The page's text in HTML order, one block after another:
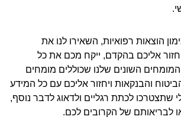
הוצאות רפואיות, השאירו לנו את
יחזור אליכם בהקדם, ייקח מכם את כל
המומחים השונים שלנו שכוללים מומחים
והבנקאות ויחזור אליכם עם כל המידע
שתצטרכו לכתת רגליים ולדאוג לדבר נוסף,
לבריאותם של הקרובים לכם.